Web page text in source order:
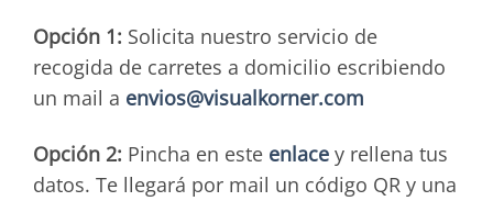
Opción 1: Solicita nuestro servicio de
recogida de carretes a domicilio escribiendo
un mail a envios@visualkorner.com
Opción 2: Pincha en este enlace y rellena tus
datos. Te llegará por mail un código QR y una